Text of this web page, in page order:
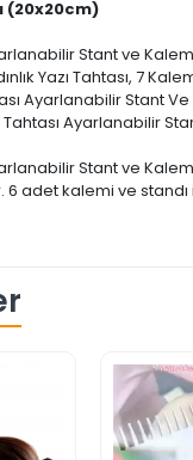
(20x20cm)
Stant ve
Yazı Tahtası, 7
Ayarlanabilir Stant
Tahtası Ayarlanabilir
Stant ve
6 adet kalemi ve